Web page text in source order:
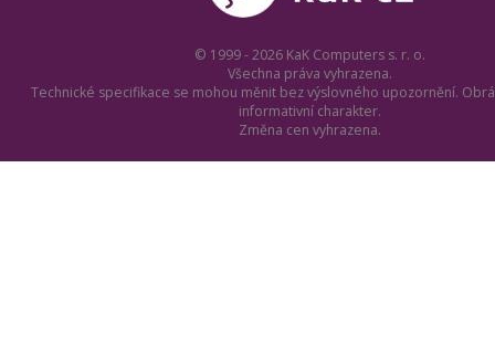
© 1999 - 2026 KaK Computers s. r. o.
Všechna práva vyhrazena.
Technické specifikace se mohou měnit bez výslovného upozornění.
informativní charakter.
Změna cen vyhrazena.